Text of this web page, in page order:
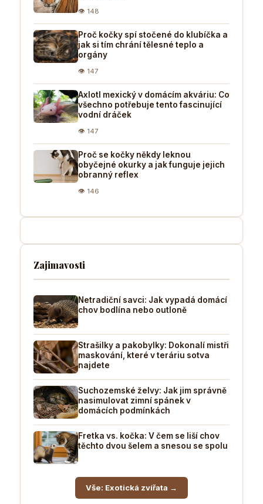
👁 148
Proč kočky spí stočené do klubíčka a
jak si tím chrání tělesné teplo a
orgány
👁 147
Axlotl mexický v domácím akváriu: Co
všechno potřebuje tento fascinující
vodní dráček
👁 147
Proč se kočky někdy leknou
obyčejné okurky a jak funguje jejich
obranný reflex
👁 146
Zajimavosti
Netradiční savci: Jak vypadá domácí
chov bodlína nebo outloně
Strašilky a pakobylky: Dokonalí mistři
maskování, které v teráriu sotva
najdete
Suchozemské želvy: Jak jim správně
nasimulovat zimní spánek v
domácích podmínkách
Fretka vs. kočka: V čem se liší chov
těchto dvou šelem a snesou se spolu
Vše: Exotická zvířata →